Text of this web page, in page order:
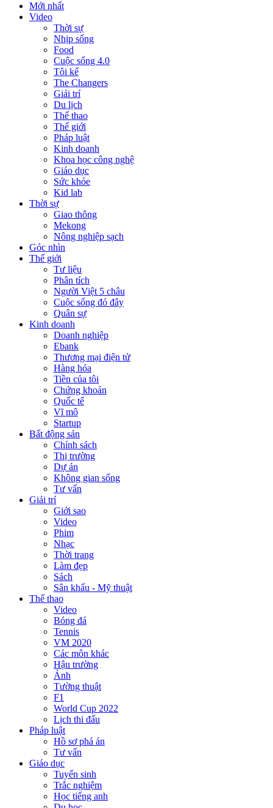
Mới nhất
Video
Thời sự
Nhịp sống
Food
Cuộc sống 4.0
Tôi kể
The Changers
Giải trí
Du lịch
Thể thao
Thế giới
Pháp luật
Kinh doanh
Khoa học công nghệ
Giáo dục
Sức khỏe
Kid lab
Thời sự
Giao thông
Mekong
Nông nghiệp sạch
Góc nhìn
Thế giới
Tư liệu
Phân tích
Người Việt 5 châu
Cuộc sống đó đây
Quân sự
Kinh doanh
Doanh nghiệp
Ebank
Thương mại điện tử
Hàng hóa
Tiền của tôi
Chứng khoán
Quốc tế
Vĩ mô
Startup
Bất động sản
Chính sách
Thị trường
Dự án
Không gian sống
Tư vấn
Giải trí
Giới sao
Video
Phim
Nhạc
Thời trang
Làm đẹp
Sách
Sân khấu - Mỹ thuật
Thể thao
Video
Bóng đá
Tennis
VM 2020
Các môn khác
Hậu trường
Ảnh
Tường thuật
F1
World Cup 2022
Lịch thi đấu
Pháp luật
Hồ sơ phá án
Tư vấn
Giáo dục
Tuyển sinh
Trắc nghiệm
Học tiếng anh